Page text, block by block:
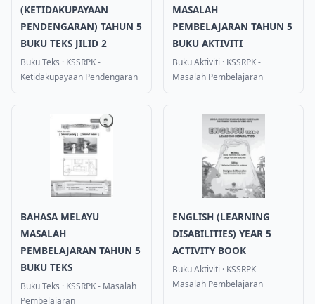
(KETIDAKUPAYAAN
PENDENGARAN) TAHUN 5
BUKU TEKS JILID 2
Buku Teks · KSSRPK -
Ketidakupayaan Pendengaran
MASALAH
PEMBELAJARAN TAHUN 5
BUKU AKTIVITI
Buku Aktiviti · KSSRPK -
Masalah Pembelajaran
BAHASA MELAYU
MASALAH
PEMBELAJARAN TAHUN 5
BUKU TEKS
Buku Teks · KSSRPK - Masalah
Pembelajaran
ENGLISH (LEARNING
DISABILITIES) YEAR 5
ACTIVITY BOOK
Buku Aktiviti · KSSRPK -
Masalah Pembelajaran